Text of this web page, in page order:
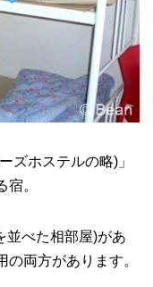
ズホステルの略)」
。
並べた相部屋)があ
両方があります。